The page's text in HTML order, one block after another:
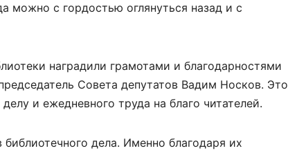
можно с гордостью оглянуться назад и с
наградили грамотами и благодарностями
Совета депутатов Вадим Носков. Это
и ежедневного труда на благо читателей.
дела. Именно благодаря их